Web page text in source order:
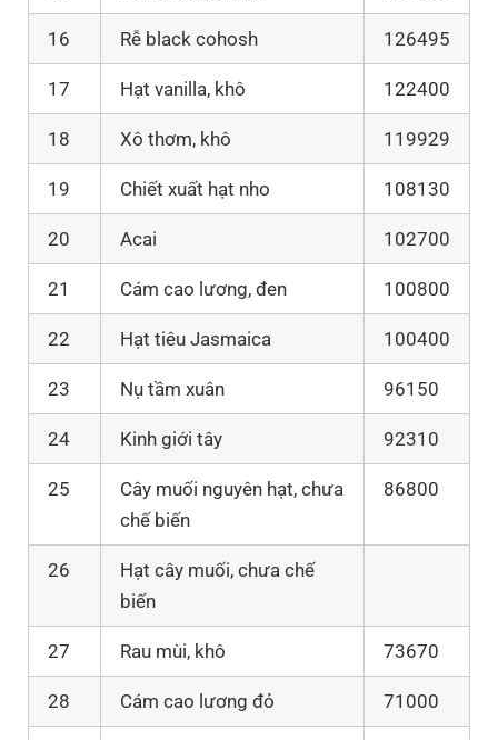
16 Rễ black cohosh 126495
17 Hạt vanilla, khô 122400
18 Xô thơm, khô 119929
19 Chiết xuất hạt nho 108130
20 Acai 102700
21 Cám cao lương, đen 100800
22 Hạt tiêu Jasmaica 100400
23 Nụ tầm xuân 96150
24 Kinh giới tây 92310
25
Cây muối nguyên hạt, chưa
chế biến
86800
26
Hạt cây muối, chưa chế
biến
27 Rau mùi, khô 73670
28 Cám cao lương đỏ 71000